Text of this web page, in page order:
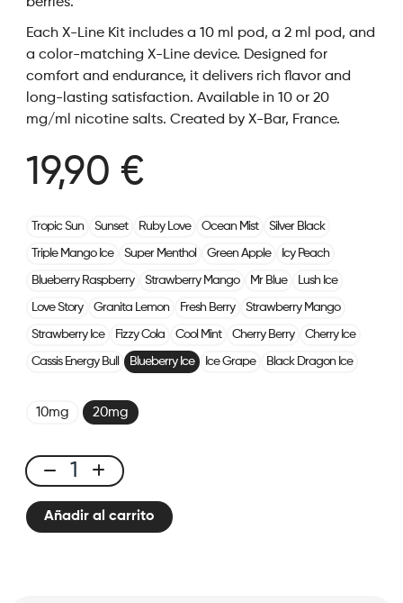
Each X-Line Kit includes a 10 ml pod, a 2 ml pod, and
a color-matching X-Line device. Designed for
comfort and endurance, it delivers rich flavor and
long-lasting satisfaction. Available in 10 or 20
mg/ml nicotine salts. Created by X-Bar, France.
19,90 €
Tropic Sun Sunset Ruby Love Ocean Mist Silver Black
Triple Mango Ice Super Menthol Green Apple Icy Peach
Blueberry Raspberry Strawberry Mango Mr Blue Lush Ice
Love Story Granita Lemon Fresh Berry Strawberry Mango
Strawberry Ice Fizzy Cola Cool Mint Cherry Berry Cherry Ice
Cassis Energy Bull Blueberry Ice Ice Grape Black Dragon Ice
10mg 20mg
X-
Line
Kit
Añadir al carrito